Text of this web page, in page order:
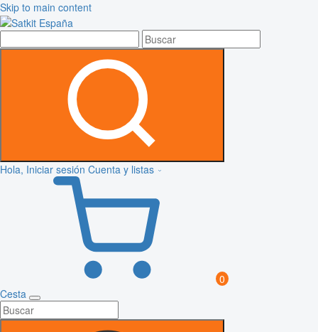
Skip to main content
Hola, Iniciar sesión Cuenta y listas
0
Cesta